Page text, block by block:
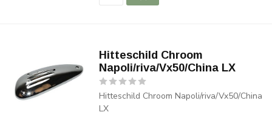
Hitteschild Chroom
Napoli/riva/Vx50/China LX
Hitteschild Chroom Napoli/riva/Vx50/China
LX